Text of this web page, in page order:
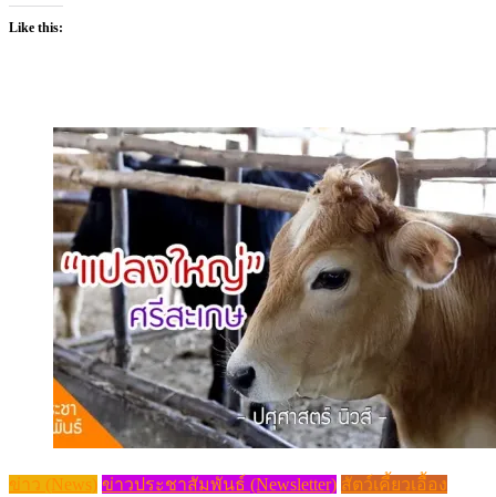
Like this:
ข่าว (News) ข่าวประชาสัมพันธ์ (Newsletter) สัตว์เคี้ยวเอื้อง